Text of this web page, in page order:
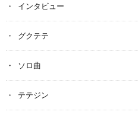
インタビュー
グクテテ
ソロ曲
テテジン